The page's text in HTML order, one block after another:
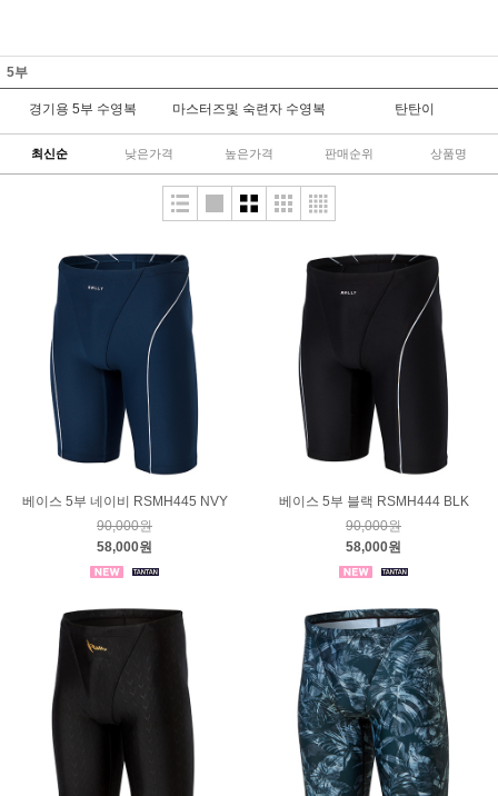
5부
경기용 5부 수영복 마스터즈및 숙련자 수영복 탄탄이
최신순 낮은가격 높은가격 판매순위 상품명
베이스 5부 네이비 RSMH445 NVY
90,000원
58,000원
베이스 5부 블랙 RSMH444 BLK
90,000원
58,000원